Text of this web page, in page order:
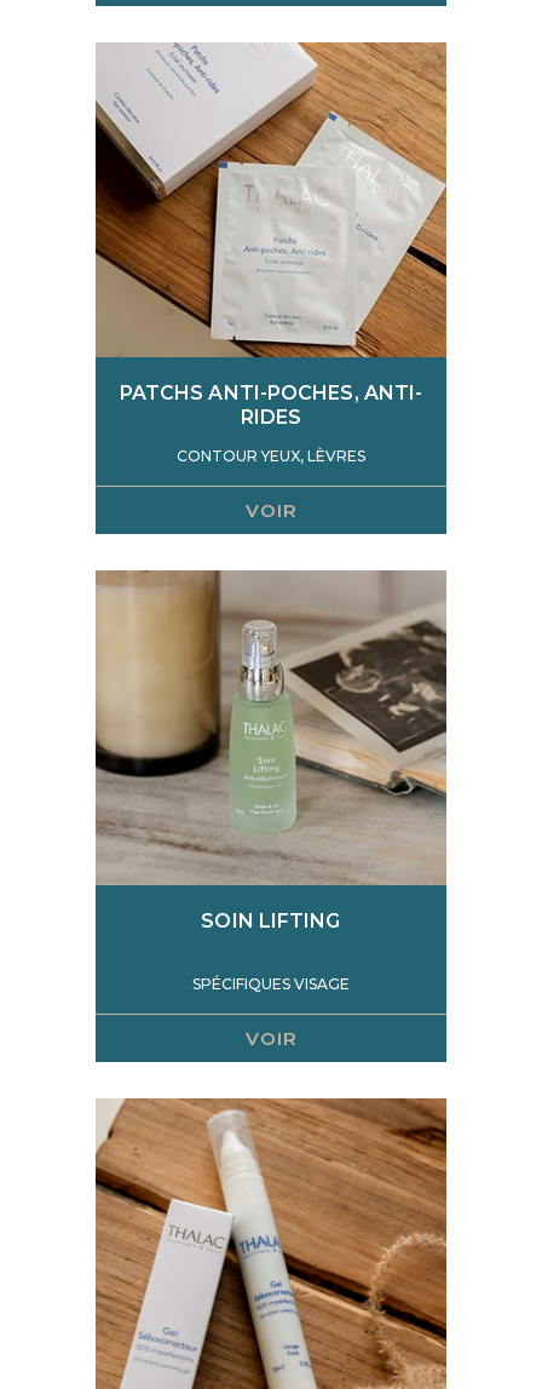
PATCHS ANTI-POCHES, ANTI-
RIDES
CONTOUR YEUX, LÈVRES
VOIR
SOIN LIFTING
SPÉCIFIQUES VISAGE
VOIR